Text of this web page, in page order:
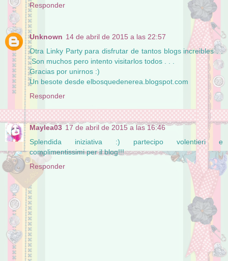
Responder
Unknown 14 de abril de 2015 a las 22:57
Otra Linky Party para disfrutar de tantos blogs increibles . .
.Son muchos pero intento visitarlos todos . . .
Gracias por unirnos :)
Un besote desde elbosquedenerea.blogspot.com
Responder
Maylea03 17 de abril de 2015 a las 16:46
Splendida iniziativa :) partecipo volentieri e
complimentissimi per il blog!!!
Responder